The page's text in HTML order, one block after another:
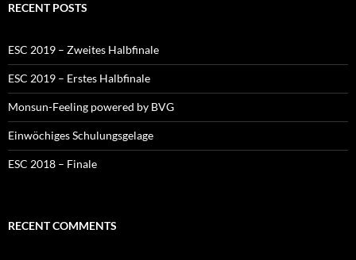
RECENT POSTS
ESC 2019 – Zweites Halbfinale
ESC 2019 – Erstes Halbfinale
Monsun-Feeling powered by BVG
Einwöchiges Schulungsgelage
ESC 2018 – Finale
RECENT COMMENTS